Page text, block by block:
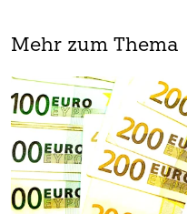
Mehr zum Thema